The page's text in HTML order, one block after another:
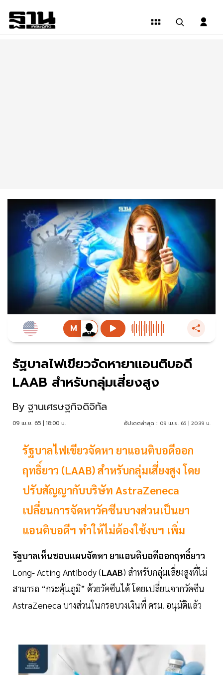
รัฐบาลไฟเขียวจัดหายาแอนติบอดี
LAAB สำหรับกลุ่มเสี่ยงสูง
By ฐานเศรษฐกิจดิจิทัล
09 เม.ย. 65 | 18:00 น. อัปเดตล่าสุด : 09 เม.ย. 65 | 20:39 น.
รัฐบาลไฟเขียวจัดหา ยาแอนติบอดีออก
ฤทธิ์ยาว (LAAB) สำหรับกลุ่มเสี่ยงสูง โดย
ปรับสัญญากับบริษัท AstraZeneca
เปลี่ยนการจัดหาวัคซีนบางส่วนเป็นยา
แอนติบอดีฯ ทำให้ไม่ต้องใช้งบฯ เพิ่ม
รัฐบาลเห็นชอบแผนจัดหา ยาแอนติบอดีออกฤทธิ์ยาว
Long- Acting Antibody (LAAB) สำหรับกลุ่มเสี่ยงสูงที่ไม่
สามารถ “กระตุ้นภูมิ” ด้วยวัคซีนได้ โดยเปลี่ยนจากวัคซีน
AstraZeneca บางส่วนในกรอบวงเงินที่ ครม. อนุมัติแล้ว